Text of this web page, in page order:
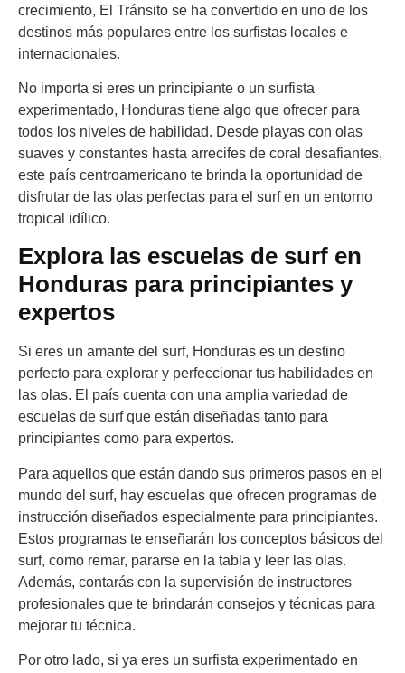
crecimiento, El Tránsito se ha convertido en uno de los
destinos más populares entre los surfistas locales e
internacionales.
No importa si eres un principiante o un surfista
experimentado, Honduras tiene algo que ofrecer para
todos los niveles de habilidad. Desde playas con olas
suaves y constantes hasta arrecifes de coral desafiantes,
este país centroamericano te brinda la oportunidad de
disfrutar de las olas perfectas para el surf en un entorno
tropical idílico.
Explora las escuelas de surf en
Honduras para principiantes y
expertos
Si eres un amante del surf, Honduras es un destino
perfecto para explorar y perfeccionar tus habilidades en
las olas. El país cuenta con una amplia variedad de
escuelas de surf que están diseñadas tanto para
principiantes como para expertos.
Para aquellos que están dando sus primeros pasos en el
mundo del surf, hay escuelas que ofrecen programas de
instrucción diseñados especialmente para principiantes.
Estos programas te enseñarán los conceptos básicos del
surf, como remar, pararse en la tabla y leer las olas.
Además, contarás con la supervisión de instructores
profesionales que te brindarán consejos y técnicas para
mejorar tu técnica.
Por otro lado, si ya eres un surfista experimentado en